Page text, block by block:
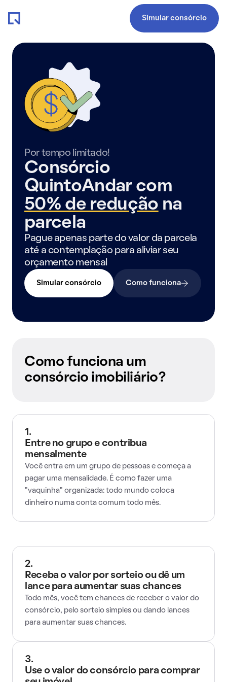
Simular consórcio
Por tempo limitado!
Consórcio
QuintoAndar com
50% de redução na
parcela
Pague apenas parte do valor da parcela
até a contemplação para aliviar seu
orçamento mensal
Simular consórcio Como funciona
Como funciona um
consórcio imobiliário?
1.
Entre no grupo e contribua
mensalmente
Você entra em um grupo de pessoas e começa a
pagar uma mensalidade. É como fazer uma
"vaquinha" organizada: todo mundo coloca
dinheiro numa conta comum todo mês.
2.
Receba o valor por sorteio ou dê um
lance para aumentar suas chances
Todo mês, você tem chances de receber o valor do
consórcio, pelo sorteio simples ou dando lances
para aumentar suas chances.
3.
Use o valor do consórcio para comprar